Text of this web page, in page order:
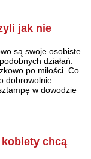
jak nie
są swoje osobiste
działań.
po miłości. Co
dobrowolnie
w dowodzie
chcą